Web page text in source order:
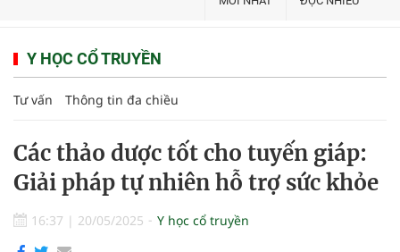
Y HỌC CỔ TRUYỀN
Tư vấn Thông tin đa chiều
Các thảo dược tốt cho tuyến giáp:
Giải pháp tự nhiên hỗ trợ sức khỏe
16:37 | 20/05/2025 Y học cổ truyền